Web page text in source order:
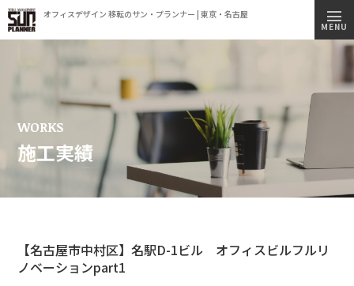
オフィスデザイン 移転のサン・プランナー | 東京・名古屋
採用情報
トップページ
会社情報
ビルオーナー様へ
MENU
WORKS
施工実績
【名古屋市中村区】名駅D-1ビル オフィスビルフルリ
ノベーションpart1